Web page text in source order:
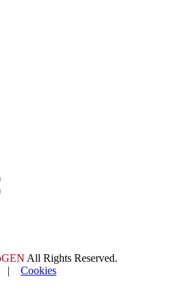
All Rights Reserved.
| Cookies